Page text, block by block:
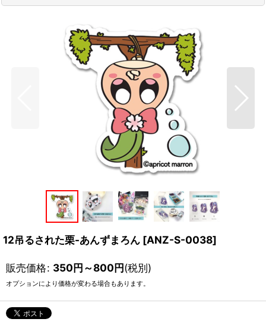
12吊るされた栗-あんずまろん [ANZ-S-0038]
販売価格: 350円～800円(税別)
オプションにより価格が変わる場合もあります。